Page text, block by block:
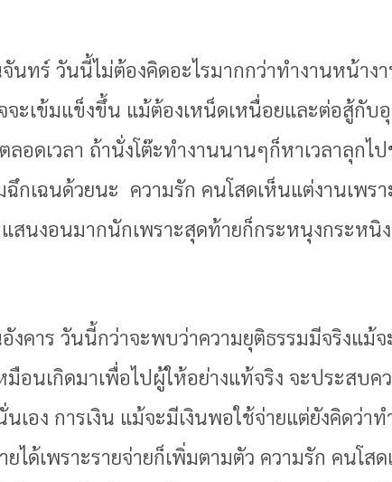
นทร์ วันนี้ไม่ต้องคิดอะไรมากกว่าทำงานหน้าง
จะเข้มแข็งขึ้น แม้ต้องเหน็ดเหนื่อยและต่อสู้กับ
ลอดเวลา ถ้านั่งโต๊ะทำงานนานๆก็หาเวลาลุกไ
ฉึกเฉนด้วยนะ ความรัก คนโสดเห็นแต่งานเพ
แสนงอนมากนักเพราะสุดท้ายก็กระหนุงกระ
งคาร วันนี้กว่าจะพบว่าความยุติธรรมมีจริงแม้
อนเกิดมาเพื่อไปผู้ให้อย่างแท้จริง จะประสบค
เอง การเงิน แม้จะมีเงินพอใช้จ่ายแต่ยังคิดว่า
ยได้เพราะรายจ่ายก็เพิ่มตามตัว ความรัก คนโส